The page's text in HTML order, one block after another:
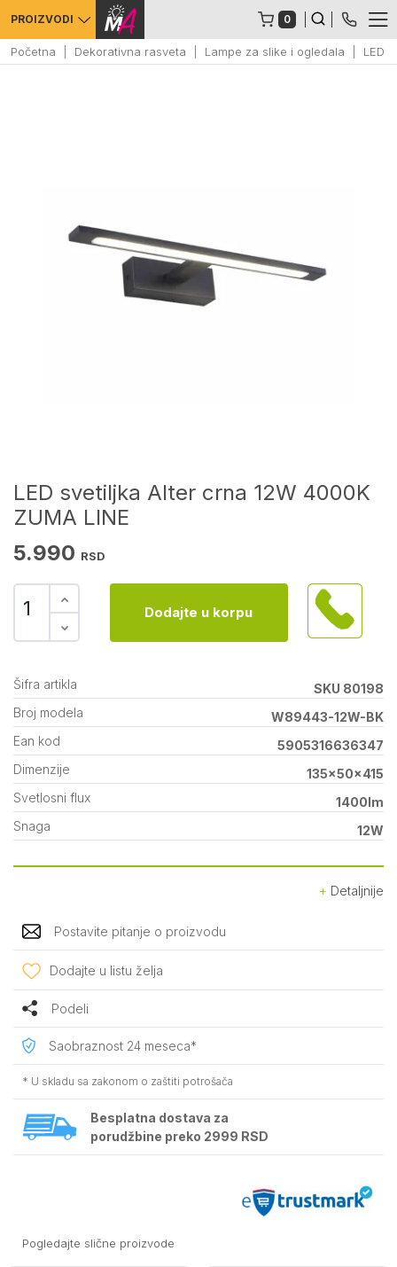
PROIZVODI 0
Početna Dekorativna rasveta Lampe za slike i ogledala LED
LED svetiljka Alter crna 12W 4000K
ZUMA LINE
5.990 RSD
Dodajte u korpu
Šifra artikla
SKU 80198
Broj modela
W89443-12W-BK
Ean kod
5905316636347
Dimenzije
135x50x415
Svetlosni flux
1400lm
Snaga
12W
Detaljnije
Postavite pitanje o proizvodu
Dodajte u listu želja
Podeli
Saobraznost 24 meseca*
* U skladu sa zakonom o zaštiti potrošača
Besplatna dostava za
porudžbine preko 2999 RSD
Pogledajte slične proizvode